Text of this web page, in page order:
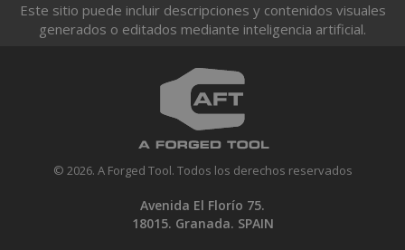
Este sitio puede incluir descripciones y contenidos visuales
generados o editados mediante inteligencia artificial.
© 2026. A Forged Tool. Todos los derechos reservados
Avenida El Florío 75.
18015. Granada. SPAIN